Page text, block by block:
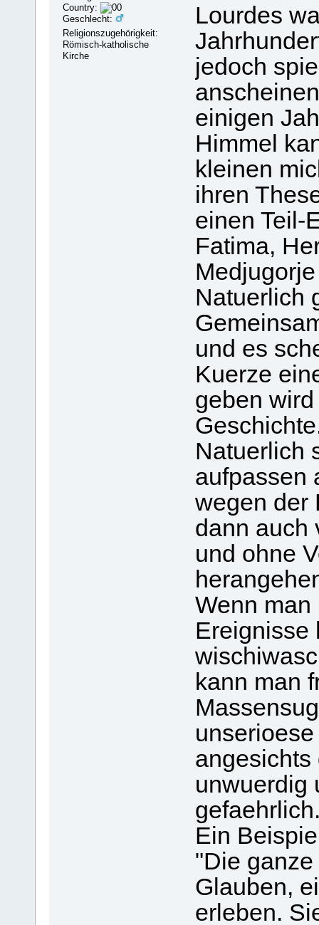
Country:
Geschlecht:
Religionszugehörigkeit:
Römisch-katholische
Kirche
Lourdes
jedoch
einigen
Himmel
kleinen
ihren
einen Teil-
Fatima,
Natuerlich
und es
Kuerze
geben
Natuerlich
aufpassen
wegen der
dann auch
und ohne
Wenn
Ereignisse
kann man
angesichts
unwuerdig
Ein
"Die
Glauben,
erleben.